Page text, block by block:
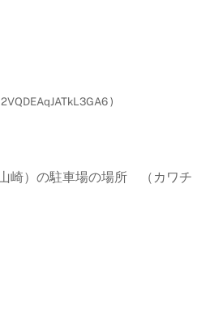
)
崎）の駐車場の場所 （カワチ